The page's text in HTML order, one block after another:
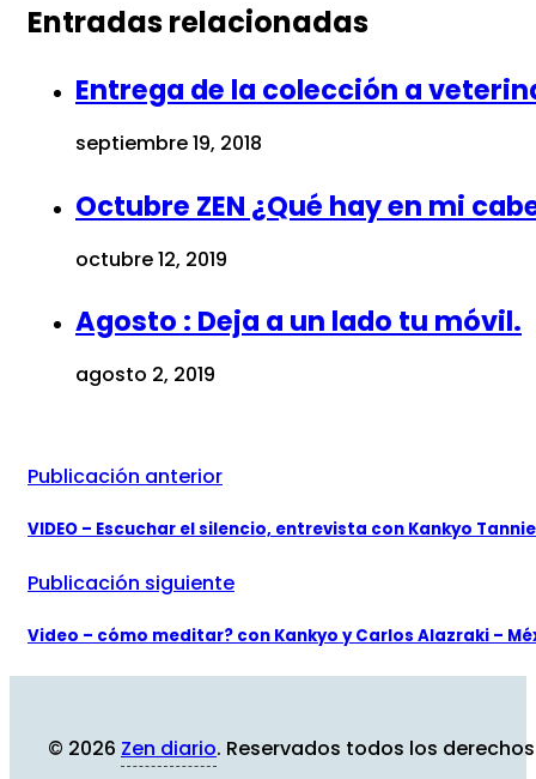
Entradas relacionadas
Entrega de la colección a
septiembre 19, 2018
Octubre ZEN ¿Qué hay en mi
octubre 12, 2019
Agosto : Deja a un lado tu móvil.
agosto 2, 2019
Publicación anterior
VIDEO – Escuchar el silencio, entrevista con Kankyo
Publicación siguiente
Video – cómo meditar? con Kankyo y Carlos Alazraki –
© 2026 Zen diario. Reservados todos los